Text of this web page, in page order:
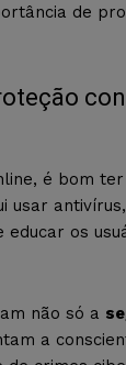
de
é bom
usar
educar os
não só a
a